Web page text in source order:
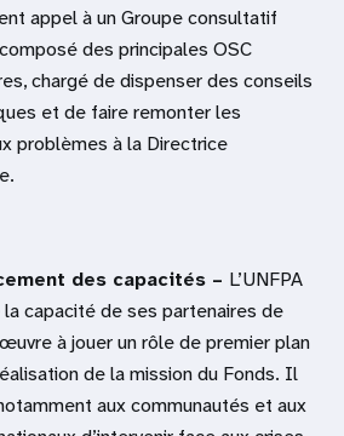
appel à un Groupe consultatif
des principales OSC
chargé de dispenser des conseils
et de faire remonter les
problèmes à la Directrice
des capacités – L’UNFPA
capacité de ses partenaires de
à jouer un rôle de premier plan
de la mission du Fonds. Il
aux communautés et aux